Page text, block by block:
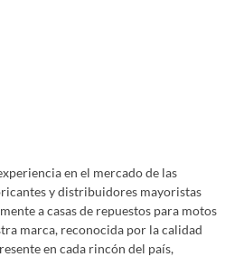
en el mercado de las
y distribuidores mayoristas
a casas de repuestos para motos
marca, reconocida por la calidad
en cada rincón del país,